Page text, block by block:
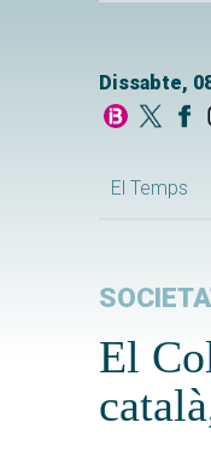
Dissabte,
El Temps
El